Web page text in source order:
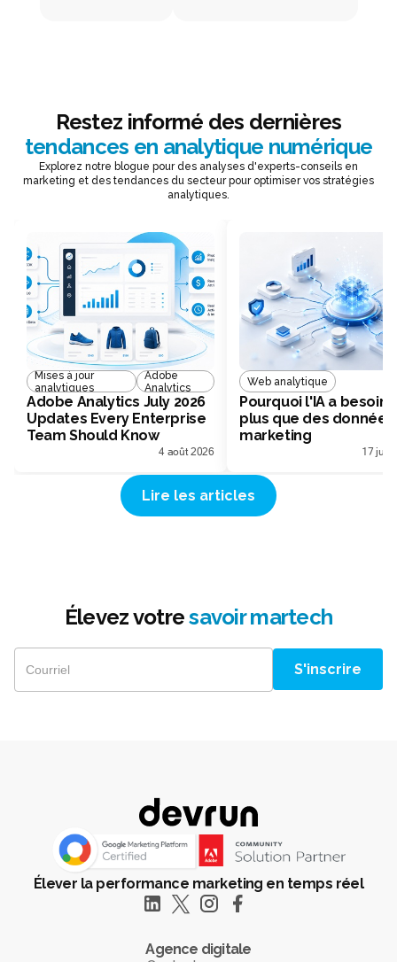
Restez informé des dernières
tendances en analytique numérique
Explorez notre blogue pour des analyses d'experts-conseils en
marketing et des tendances du secteur pour optimiser vos stratégies
analytiques.
Mises à jour
analytiques
Adobe
Analytics
Adobe Analytics July 2026
Updates Every Enterprise
Team Should Know
4 août 2026
Web analytique
Pourquoi l'IA a besoin
plus que des données
marketing
17
Lire les articles
Élevez votresavoir martech
Élever la performance marketing en temps réel
Agence digitale